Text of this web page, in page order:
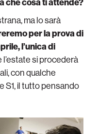
ma lo sarà
per la prova di
l’unica di
l’estate si procederà
con qualche
S1, il tutto pensando